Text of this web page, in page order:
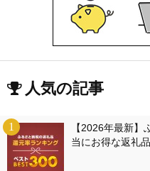
人気の記事
【2026年最新
当にお得な返礼